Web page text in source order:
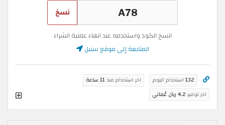
نسخ
انسخ الكود واستخدمه عند انهاء عملية الشراء
المتابعة إلى موقع سنبل
132 استخدام اليوم اخر استخدام منذ11 ساعة
اخر توفير 4.2 ريال عُماني